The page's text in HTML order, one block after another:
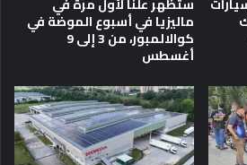
ماليزيا في أسبوع الموضة في
كوالالمبور، من 3 إلى 9
أغسطس